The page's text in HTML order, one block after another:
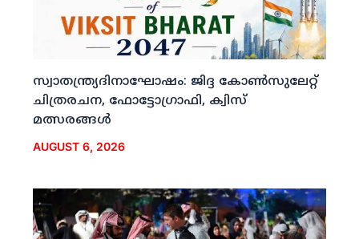
സ്വാതന്ത്ര്യദിനാഘോഷം: ജിദ്ദ കോണ്‍സുലേറ്റ്
ചിത്രരചന, ഫോട്ടോഗ്രാഫി, ക്വിസ്
മത്സരങ്ങള്‍
AUGUST 6, 2026